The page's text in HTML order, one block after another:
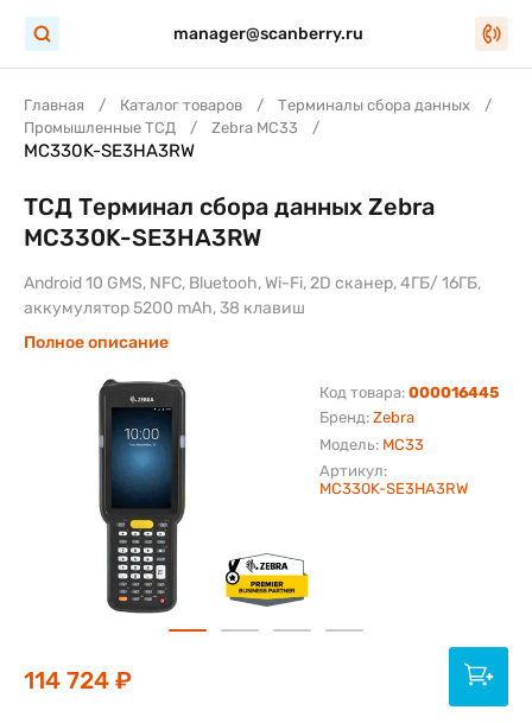
manager@scanberry.ru
Главная Каталог товаров
Терминалы сбора данных
Промышленные ТСД
Zebra MC33
MC330K-SE3HA3RW
Бренд: Zebra
Модель: MC33
Код товара: 000016445
Артикул:
MC330K-SE3HA3RW
ТСД Терминал сбора данных Zebra
MC330K-SE3HA3RW
Android 10 GMS, NFC, Bluetooh, Wi-Fi, 2D сканер, 4ГБ/ 16ГБ,
аккумулятор 5200 mAh, 38 клавиш
Полное описание
114 724 ₽